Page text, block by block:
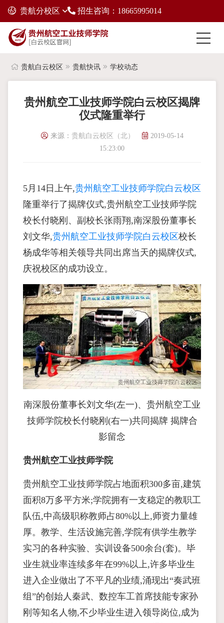
贵航分校区 招生咨询：18665995014
贵航白云校区 贵航快讯 学校动态
贵州航空工业技师学院白云校区揭牌
仪式隆重举行
来源： 贵航白云校区（北）
2019-05-14
15:23:00
5月14日上午,贵州航空工业技师学院白云校区
隆重举行了揭牌仪式,贵州航空工业技师学院
校长付晓刚、副校长张雨翔,南深股份董事长
刘文华,贵州航空工业技师学院白云校区校长
杨成华等相关领导共同出席当天的揭牌仪式,
庆祝校区的成功设立。
南深股份董事长刘文华(左一)、贵州航空工业
技师学院校长付晓刚(右一)共同揭牌 揭牌合
影留念
贵州航空工业技师学院
贵州航空工业技师学院占地面积300多亩,建筑
面积8万多平方米;学院拥有一支稳定的教职工
队伍,中高级职称教师占80%以上,师资力量雄
厚。教学、生活设施完善,学院有供学生教学
实习的各种实验、实训设备500余台(套)。毕
业生就业率连续多年在99%以上,许多毕业生
进入企业做出了不平凡的业绩,涌现出“奏武班
组”的创始人秦武、数控车工首席技能专家孙
刚等知名人物,不少毕业生进入领导岗位,成为